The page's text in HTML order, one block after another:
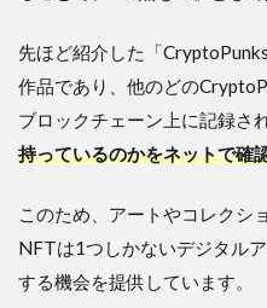
先ほど紹介した「
作品であり、他のどの
ブロックチェーン上に記録さ
持っているのかをネットで確
このため、アートやコレクシ
NFTは1つしかないデジタル
する機会を提供しています。